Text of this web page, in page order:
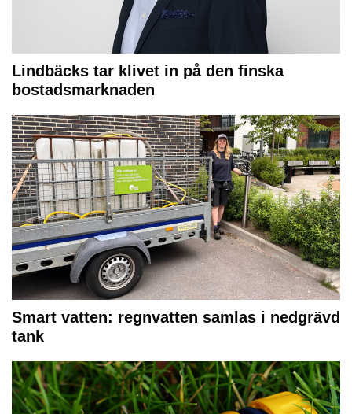
Lindbäcks tar klivet in på den finska
bostadsmarknaden
Smart vatten: regnvatten samlas i nedgrävd
tank